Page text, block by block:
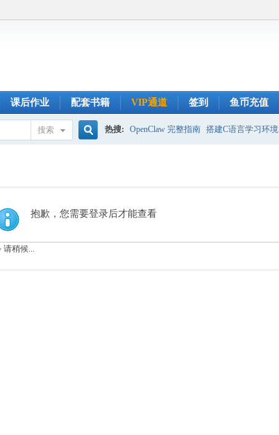
课后作业 配套书籍 VIP通道 签到 鱼币充值
搜索
索
热搜: OpenClaw 完整指南 搭建C语言学习环境
抱歉，您需要登录后才能查看
请稍候...